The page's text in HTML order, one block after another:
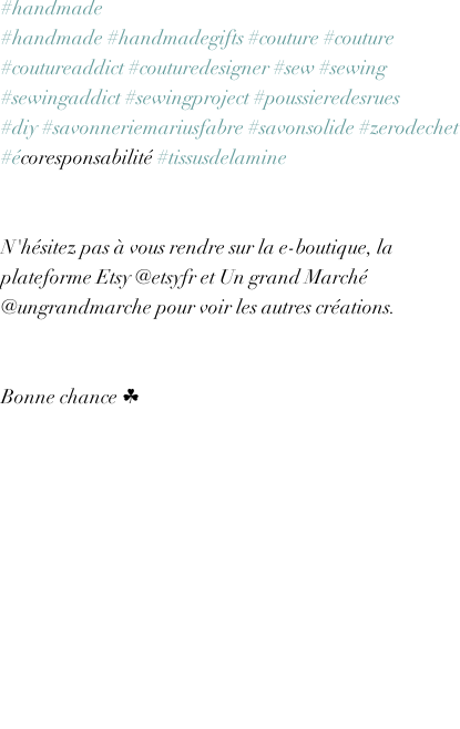
#handmade
#handmade #handmadegifts#couture #couture
#coutureaddict#couturedesigner#sew#sewing
#sewingaddict#sewingproject#poussieredesrues
#diy#savonneriemariusfabre #savonsolide #zerodechet
#écoresponsabilité #tissusdelamine
N'hésitez pas à vous rendre sur la e-boutique, la
plateforme Etsy @etsyfr et Un grand Marché
@ungrandmarche pour voir les autres créations.
Bonne chance ☘